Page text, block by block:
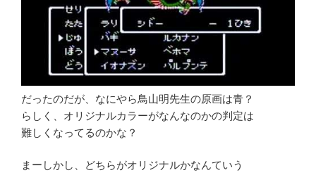
だったのだが、なにやら鳥山明先生の原画は青？
らしく、オリジナルカラーがなんなのかの判定は
難しくなってるのかな？
まーしかし、どちらがオリジナルかなんていう